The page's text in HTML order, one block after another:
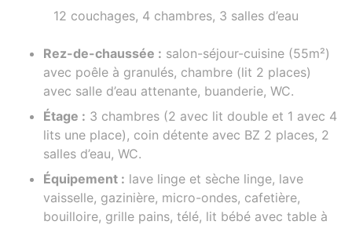
12 couchages, 4 chambres, 3 salles d’eau
Rez-de-chaussée : salon-séjour-cuisine (55m²)
avec poêle à granulés, chambre (lit 2 places)
avec salle d’eau attenante, buanderie, WC.
Étage : 3 chambres (2 avec lit double et 1 avec 4
lits une place), coin détente avec BZ 2 places, 2
salles d’eau, WC.
Équipement : lave linge et sèche linge, lave
vaisselle, gazinière, micro-ondes, cafetière,
bouilloire, grille pains, télé, lit bébé avec table à